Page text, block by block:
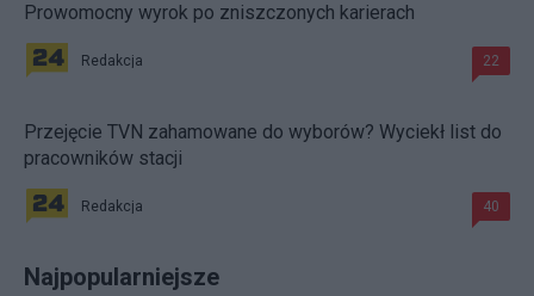
Prowomocny wyrok po zniszczonych karierach
Redakcja 22
Przejęcie TVN zahamowane do wyborów? Wyciekł list do
pracowników stacji
Redakcja 40
Najpopularniejsze